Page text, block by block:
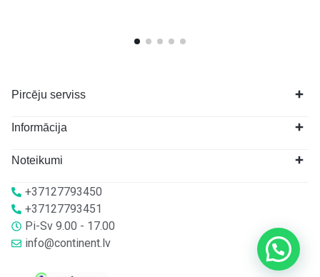
Pircēju serviss
Informācija
Noteikumi
+37127793450
+37127793451
Pi-Sv 9.00 - 17.00
info@continent.lv